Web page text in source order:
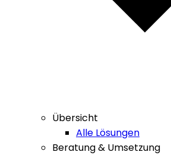
Übersicht
Alle Lösungen
Beratung & Umsetzung